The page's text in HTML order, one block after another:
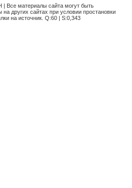
| Все материалы сайта могут быть
на других сайтах при условии простановки
на источник. Q:60 | S:0,343